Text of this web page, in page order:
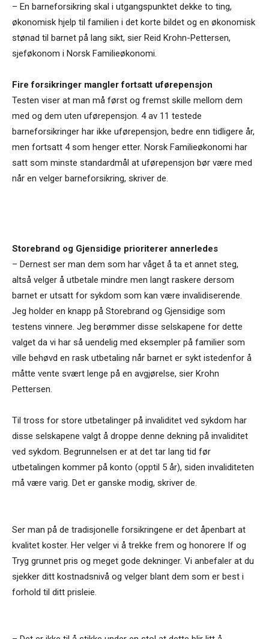
– En barneforsikring skal i utgangspunktet dekke to ting,
økonomisk hjelp til familien i det korte bildet og en økonomisk
stønad til barnet på lang sikt, sier Reid Krohn-Pettersen,
sjeføkonom i Norsk Familieøkonomi.
Fire forsikringer mangler fortsatt uførepensjon
Testen viser at man må først og fremst skille mellom dem
med og dem uten uførepensjon. 4 av 11 testede
barneforsikringer har ikke uførepensjon, bedre enn tidligere år,
men fortsatt 4 som henger etter. Norsk Familieøkonomi har
satt som minste standardmål at uførepensjon bør være med
når en velger barneforsikring, skriver de.
Storebrand og Gjensidige prioriterer annerledes
– Dernest ser man dem som har våget å ta et annet steg,
altså velger å utbetale mindre men langt raskere dersom
barnet er utsatt for sykdom som kan være invalidiserende.
Jeg holder en knapp på Storebrand og Gjensidige som
testens vinnere. Jeg berømmer disse selskapene for dette
valget da vi har så uendelig med eksempler på familier som
ville behøvd en rask utbetaling når barnet er sykt istedenfor å
måtte vente svært lenge på en avgjørelse, sier Krohn
Pettersen.
Til tross for store utbetalinger på invaliditet ved sykdom har
disse selskapene valgt å droppe denne dekning på invaliditet
ved sykdom. Begrunnelsen er at det tar lang tid før
utbetalingen kommer på konto (opptil 5 år), siden invaliditeten
må være varig. Det er ganske modig, skriver de.
Ser man på de tradisjonelle forsikringene er det åpenbart at
kvalitet koster. Her velger vi å trekke frem og honorere If og
Tryg grunnet pris og meget gode dekninger. Vi anbefaler at du
sjekker ditt kostnadsnivå og velger blant dem som er best i
forhold til ditt prisleie.